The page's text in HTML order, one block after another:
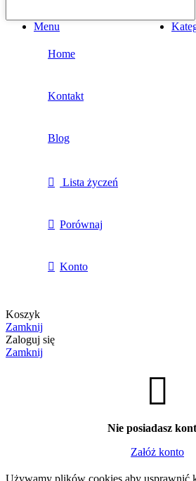
Menu
Home
Kontakt
Blog
Lista życzeń
Porównaj
Konto
Koszyk
Zamknij
Zaloguj się
Zamknij
Nie posiadasz
Załóż konto